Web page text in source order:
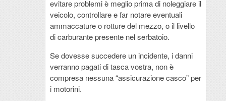
evitare problemi è meglio prima di noleggiare il
veicolo, controllare e far notare eventuali
ammaccature o rotture del mezzo, o il livello
di carburante presente nel serbatoio.
Se dovesse succedere un incidente, i danni
verranno pagati di tasca vostra, non è
compresa nessuna “assicurazione casco” per
i motorini.